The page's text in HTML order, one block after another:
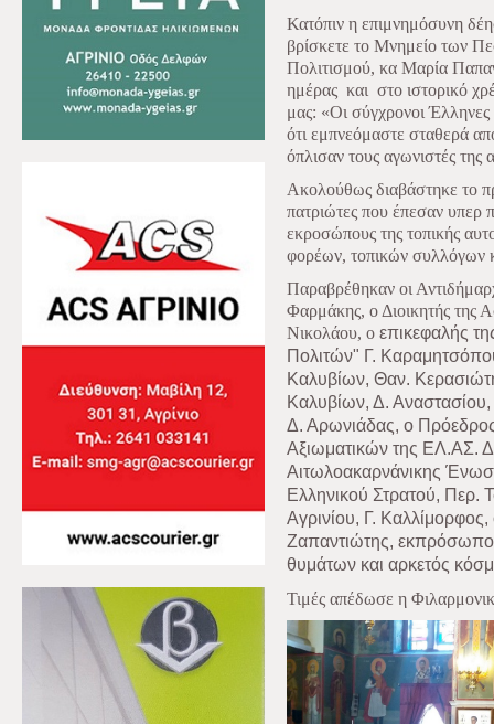
Κατόπιν η επιμνημόσυνη
βρίσκετε το Μνημείο των
Πολιτισμού, κα Μαρία
ημέρας και στο ιστορικό
μας: «Οι σύγχρονοι Έλληνες
ότι εμπνεόμαστε σταθερά
όπλισαν τους αγωνιστές της
Ακολούθως διαβάστηκε το
πατριώτες που έπεσαν υπερ
εκροσώπους της τοπικής
φορέων, τοπικών συλλόγων
Παραβρέθηκαν οι
Φαρμάκης, ο Διοικητής της
Νικολάου, ο επικεφαλής
Πολιτών" Γ.
Καλυβίων, Θαν.
Καλυβίων, Δ.
Δ. Αρωνιάδας, ο
Αξιωματικών της ΕΛ.ΑΣ.
Αιτωλοακαρνάνικης
Ελληνικού Στρατού, Περ.
Αγρινίου, Γ.
Ζαπαντιώτης,
θυμάτων και αρκετός
Τιμές απέδωσε η